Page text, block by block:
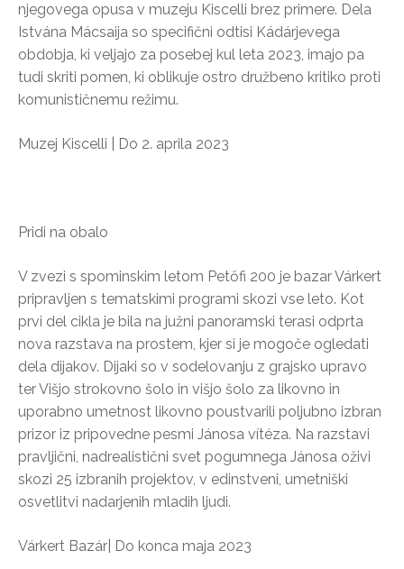
njegovega opusa v muzeju Kiscelli brez primere. Dela
Istvána Mácsaija so specifični odtisi Kádárjevega
obdobja, ki veljajo za posebej kul leta 2023, imajo pa
tudi skriti pomen, ki oblikuje ostro družbeno kritiko proti
komunističnemu režimu.
Muzej Kiscelli | Do 2. aprila 2023
Pridi na obalo
V zvezi s spominskim letom Petőfi 200 je bazar Várkert
pripravljen s tematskimi programi skozi vse leto. Kot
prvi del cikla je bila na južni panoramski terasi odprta
nova razstava na prostem, kjer si je mogoče ogledati
dela dijakov. Dijaki so v sodelovanju z grajsko upravo
ter Višjo strokovno šolo in višjo šolo za likovno in
uporabno umetnost likovno poustvarili poljubno izbran
prizor iz pripovedne pesmi Jánosa vítéza. Na razstavi
pravljični, nadrealistični svet pogumnega Jánosa oživi
skozi 25 izbranih projektov, v edinstveni, umetniški
osvetlitvi nadarjenih mladih ljudi.
Várkert Bazár| Do konca maja 2023